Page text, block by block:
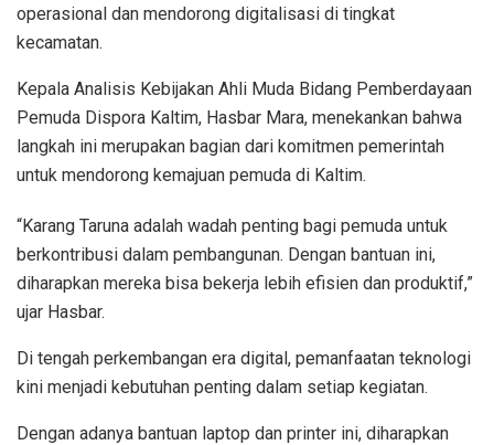
operasional dan mendorong digitalisasi di tingkat
kecamatan.
Kepala Analisis Kebijakan Ahli Muda Bidang Pemberdayaan
Pemuda Dispora Kaltim, Hasbar Mara, menekankan bahwa
langkah ini merupakan bagian dari komitmen pemerintah
untuk mendorong kemajuan pemuda di Kaltim.
“Karang Taruna adalah wadah penting bagi pemuda untuk
berkontribusi dalam pembangunan. Dengan bantuan ini,
diharapkan mereka bisa bekerja lebih efisien dan produktif,”
ujar Hasbar.
Di tengah perkembangan era digital, pemanfaatan teknologi
kini menjadi kebutuhan penting dalam setiap kegiatan.
Dengan adanya bantuan laptop dan printer ini, diharapkan